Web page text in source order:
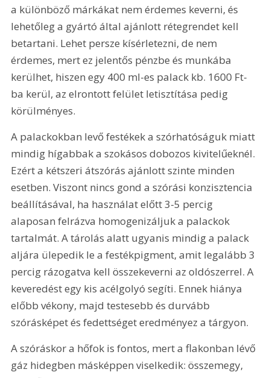
a különböző márkákat nem érdemes keverni, és
lehetőleg a gyártó által ajánlott rétegrendet kell
betartani. Lehet persze kísérletezni, de nem
érdemes, mert ez jelentős pénzbe és munkába
kerülhet, hiszen egy 400 ml-es palack kb. 1600 Ft-
ba kerül, az elrontott felület letisztítása pedig
körülményes.
A palackokban levő festékek a szórhatóságuk miatt
mindig hígabbak a szokásos dobozos kivitelűeknél.
Ezért a kétszeri átszórás ajánlott szinte minden
esetben. Viszont nincs gond a szórási konzisztencia
beállításával, ha használat előtt 3-5 percig
alaposan felrázva homogenizáljuk a palackok
tartalmát. A tárolás alatt ugyanis mindig a palack
aljára ülepedik le a festékpigment, amit legalább 3
percig rázogatva kell összekeverni az oldószerrel. A
keveredést egy kis acélgolyó segíti. Ennek hiánya
előbb vékony, majd testesebb és durvább
szórásképet és fedettséget eredményez a tárgyon.
A szóráskor a hőfok is fontos, mert a flakonban lévő
gáz hidegben másképpen viselkedik: összemegy,